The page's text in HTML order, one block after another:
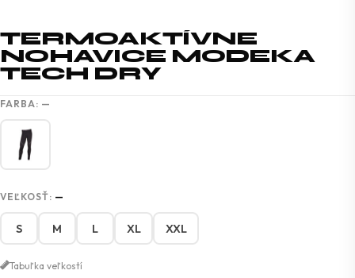
TERMOAKTÍVNE
NOHAVICE MODEKA
TECH DRY
FARBA: —
VEĽKOSŤ: —
S M L XL XXL
Tabuľka veľkostí